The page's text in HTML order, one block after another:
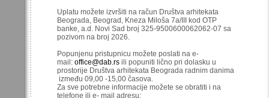
Uplatu možete izvršiti na račun Društva arhitekata
Beograda, Beograd, Kneza Miloša 7a/III kod OTP
banke, a.d. Novi Sad broj 325-9500600062062-07 sa
pozivom na broj 2026.
Popunjenu pristupnicu možete poslati na e-
mail: office@dab.rs ili popuniti lično pri dolasku u
prostorije Društva arhitekata Beograda radnim danima
između 09,00 -15,00 časova.
Za sve potrebne informacije možete se obratiti i na
telefone ili e- mail adresu: